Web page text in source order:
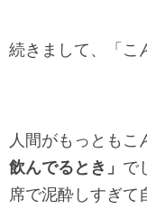
続きまして、「こ
人間がもっともこ
飲んでるとき」 で
席で泥酔しすぎて